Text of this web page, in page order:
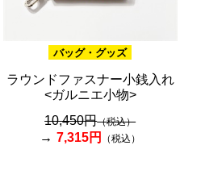
バッグ・グッズ
ラウンドファスナー小銭入れ
<ガルニエ小物>
10,450円（税込）
7,315円 （税込）